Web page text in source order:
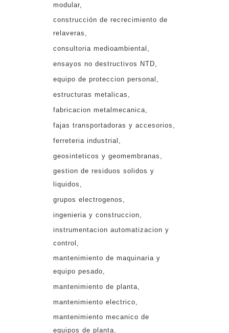
modular
construcción de recrecimiento de
relaveras
consultoria medioambiental
ensayos no destructivos NTD
equipo de proteccion personal
estructuras metalicas
fabricacion metalmecanica
fajas transportadoras y accesorios
ferreteria industrial
geosinteticos y geomembranas
gestion de residuos solidos y
liquidos
grupos electrogenos
ingenieria y construccion
instrumentacion automatizacion y
control
mantenimiento de maquinaria y
equipo pesado
mantenimiento de planta
mantenimiento electrico
mantenimiento mecanico de
equipos de planta